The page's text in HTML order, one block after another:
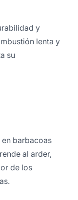
y
lenta y
su
barbacoas
al arder,
de los